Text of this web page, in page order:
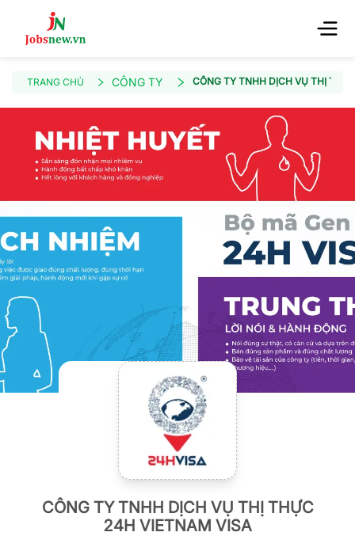
TRANG CHỦ CÔNG TY CÔNG TY TNHH DỊCH VỤ THỊ
CÔNG TY TNHH DỊCH VỤ THỊ THỰC
24H VIETNAM VISA